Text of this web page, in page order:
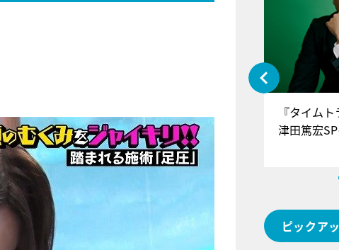
E齋藤樹愛羅＆佐々木舞香SPインタ
ビュー
『タイム
津田篤
ピックア